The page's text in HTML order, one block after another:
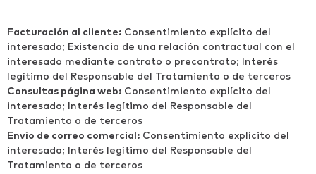
Facturación al cliente: Consentimiento explícito del
interesado; Existencia de una relación contractual con el
interesado mediante contrato o precontrato; Interés
legítimo del Responsable del Tratamiento o de terceros
Consultas página web: Consentimiento explícito del
interesado; Interés legítimo del Responsable del
Tratamiento o de terceros
Envío de correo comercial: Consentimiento explícito del
interesado; Interés legítimo del Responsable del
Tratamiento o de terceros